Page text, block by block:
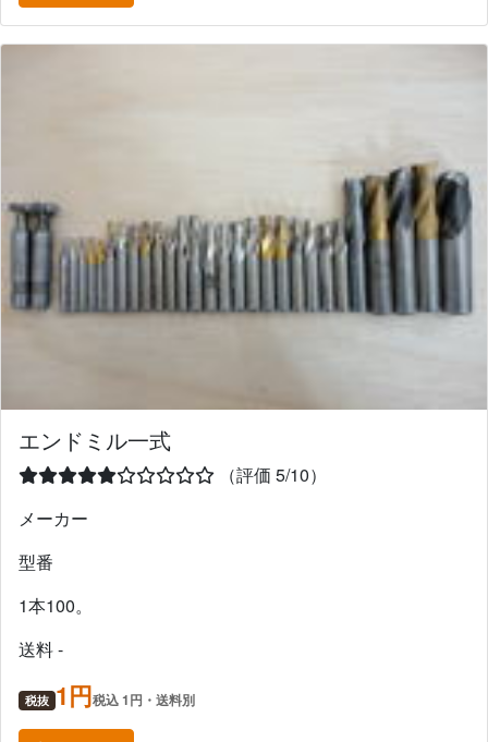
エンドミル一式
（評価 5/10）
メーカー
型番
1本100。
送料 -
税抜 1円税込 1円・送料別